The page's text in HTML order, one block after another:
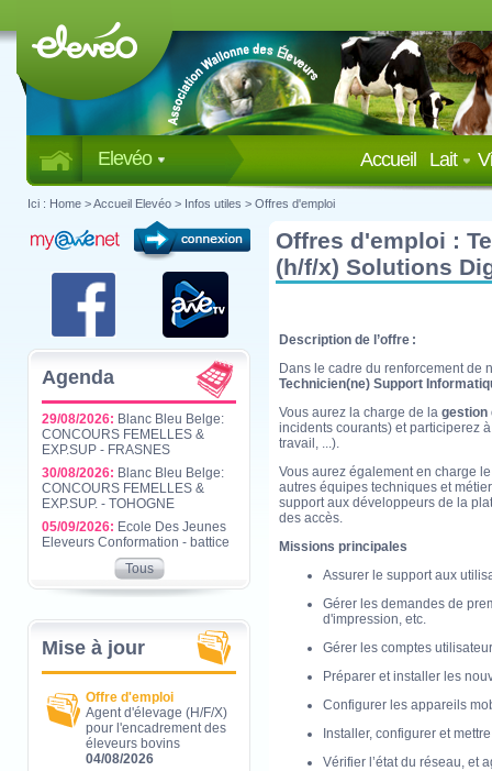
Elevéo Lait
Accueil
Ici : Home >Accueil Elevéo > Infos utiles > Offres d'emploi
Agenda
29/08/2026: Blanc Bleu Belge:
CONCOURS FEMELLES &
EXP.SUP - FRASNES
30/08/2026: Blanc Bleu Belge:
CONCOURS FEMELLES &
EXP.SUP. - TOHOGNE
05/09/2026: Ecole Des Jeunes
Eleveurs Conformation - battice
Tous
Mise à jour
Offre d'emploi
Agent d'élevage (H/F/X)
pour l'encadrement des
éleveurs bovins
04/08/2026
Offres d'emploi :
(h/f/x) Solutions
Description de l’offre :
Dans le cadre du renforcement de
Technicien(ne) Support
Vous aurez la charge de la gestion
incidents courants) et participerez
travail, ...).
Vous aurez également en charge le
autres équipes techniques et
support aux développeurs de la
des accès.
Missions principales
Assurer le support aux
Gérer les demandes de
d'impression, etc.
Gérer les comptes
Préparer et installer les
Configurer les appareils
Installer, configurer et
Vérifier l’état du réseau, et